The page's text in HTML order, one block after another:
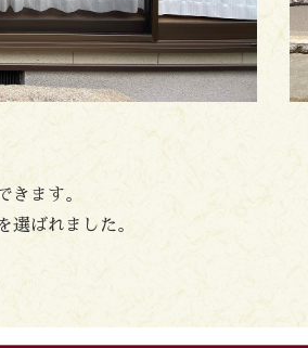
きます。
選ばれました。